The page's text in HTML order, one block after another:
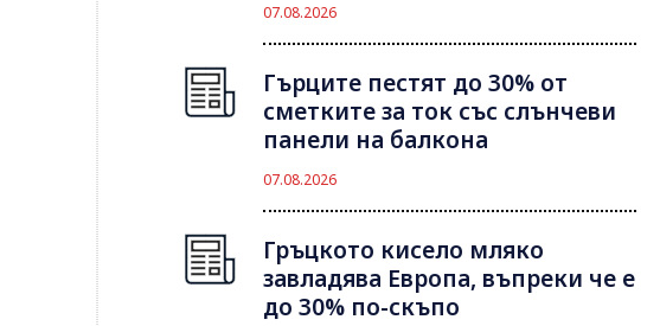
07.08.2026
Гърците пестят до 30% от
сметките за ток със слънчеви
панели на балкона
07.08.2026
Гръцкото кисело мляко
завладява Европа, въпреки че е
до 30% по-скъпо